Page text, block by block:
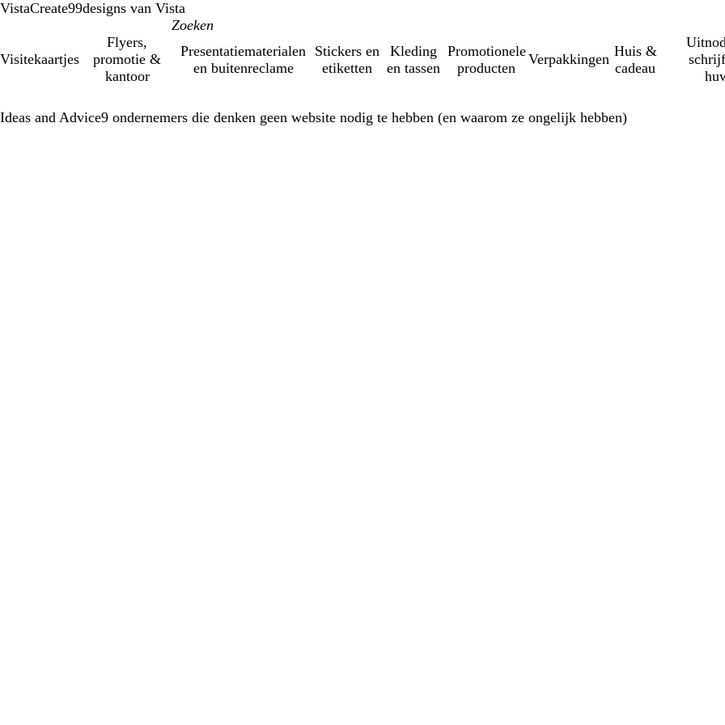
VistaCreate99designs van Vista
Visitekaartjes
Flyers,
promotie &
kantoor
Presentatiematerialen
en buitenreclame
Stickers en
etiketten
Kleding
en tassen
Promotionele
producten
Verpakkingen
Huis &
cadeau
Ideas and Advice9 ondernemers die denken geen website nodig te hebben (en waarom ze ongelijk hebben)